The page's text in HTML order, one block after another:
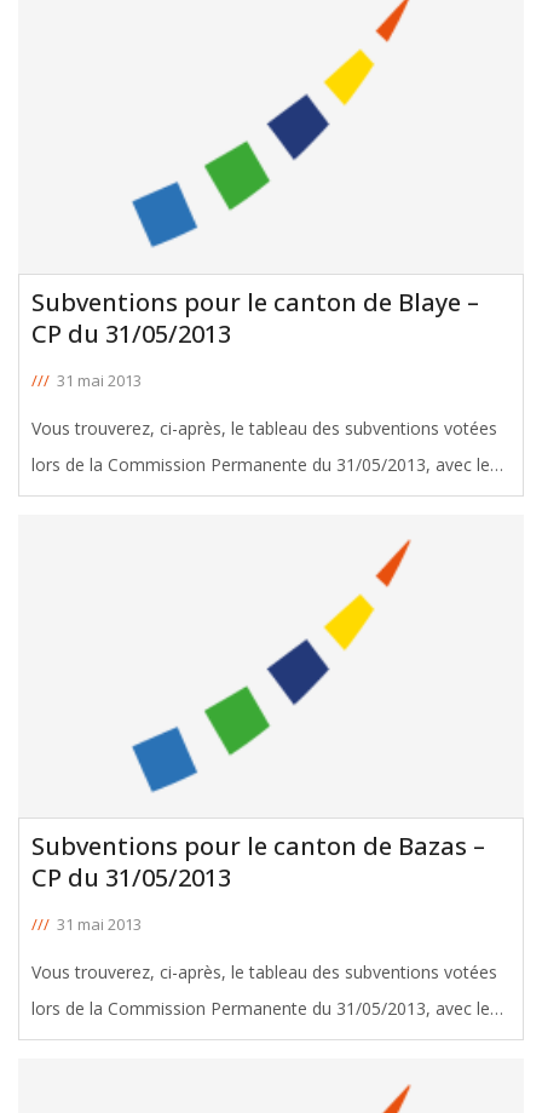
Subventions pour le canton de Blaye –
CP du 31/05/2013
/// 31 mai 2013
Vous trouverez, ci-après, le tableau des subventions votées
lors de la Commission Permanente du 31/05/2013, avec le
soutien de Xavier Loriaud, Conseiller Général de Blaye.
Subventions pour le canton de Bazas –
CP du 31/05/2013
/// 31 mai 2013
Vous trouverez, ci-après, le tableau des subventions votées
lors de la Commission Permanente du 31/05/2013, avec le
soutien de Jean Darremont, Conseiller Général de Bazas.